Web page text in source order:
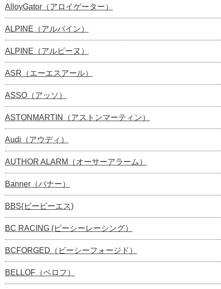
AlloyGator（アロイゲーター）
ALPINE（アルパイン）
ALPINE（アルピーヌ）
ASR（エーエスアール）
ASSO（アッソ）
ASTONMARTIN（アストンマーティン）
Audi（アウディ）
AUTHOR ALARM（オーサーアラーム）
Banner（バナー）
BBS(ビービーエス)
BC RACING (ビーシーレーシング）
BCFORGED（ビーシーフォージド）
BELLOF（ベロフ）